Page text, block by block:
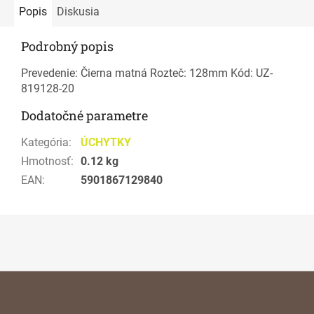
Popis Diskusia
Podrobný popis
Prevedenie: Čierna matná Rozteč: 128mm Kód: UZ-
819128-20
Dodatočné parametre
Kategória:
ÚCHYTKY
Hmotnosť: 0.12 kg
EAN: 5901867129840